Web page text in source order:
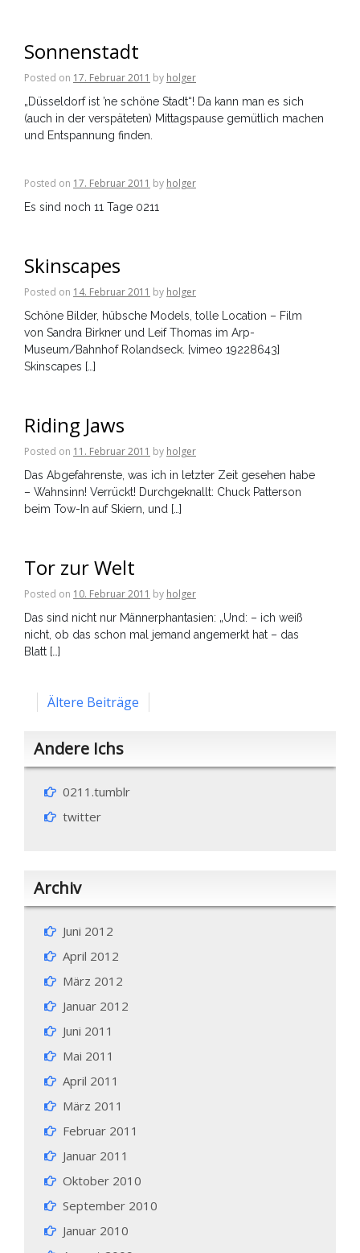
Sonnenstadt
Posted on 17. Februar 2011 by holger
„Düsseldorf ist ’ne schöne Stadt“! Da kann man es sich
(auch in der verspäteten) Mittagspause gemütlich machen
und Entspannung finden.
Posted on 17. Februar 2011 by holger
Es sind noch 11 Tage 0211
Skinscapes
Posted on 14. Februar 2011 by holger
Schöne Bilder, hübsche Models, tolle Location – Film
von Sandra Birkner und Leif Thomas im Arp-
Museum/Bahnhof Rolandseck. [vimeo 19228643]
Skinscapes […]
Riding Jaws
Posted on 11. Februar 2011 by holger
Das Abgefahrenste, was ich in letzter Zeit gesehen habe
– Wahnsinn! Verrückt! Durchgeknallt: Chuck Patterson
beim Tow-In auf Skiern, und […]
Tor zur Welt
Posted on 10. Februar 2011 by holger
Das sind nicht nur Männerphantasien: „Und: – ich weiß
nicht, ob das schon mal jemand angemerkt hat – das
Blatt […]
Beitragsnavigation
Ältere Beiträge
Andere Ichs
0211.tumblr
twitter
Archiv
Juni 2012
April 2012
März 2012
Januar 2012
Juni 2011
Mai 2011
April 2011
März 2011
Februar 2011
Januar 2011
Oktober 2010
September 2010
Januar 2010